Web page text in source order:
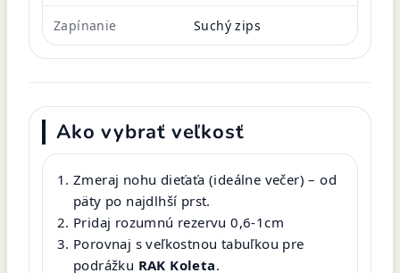
Zapínanie Suchý zips
Ako vybrať veľkosť
Zmeraj nohu dieťaťa (ideálne večer) – od
päty po najdlhší prst.
Pridaj rozumnú rezervu 0,6-1cm
Porovnaj s veľkostnou tabuľkou pre
podrážku RAK Koleta.